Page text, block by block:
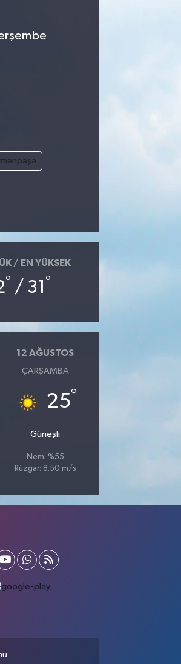
/ EN YÜKSEK
° / 31 °
12 AĞUSTOS
ÇARŞAMBA
25°
Güneşli
Nem: %55
Rüzgar: 8.50 m/s